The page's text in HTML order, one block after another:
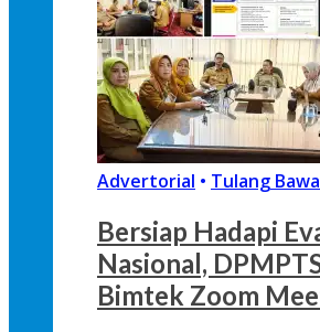
Advertorial • Tulang
Bersiap Hadapi
Nasional,
Bimtek Zoom